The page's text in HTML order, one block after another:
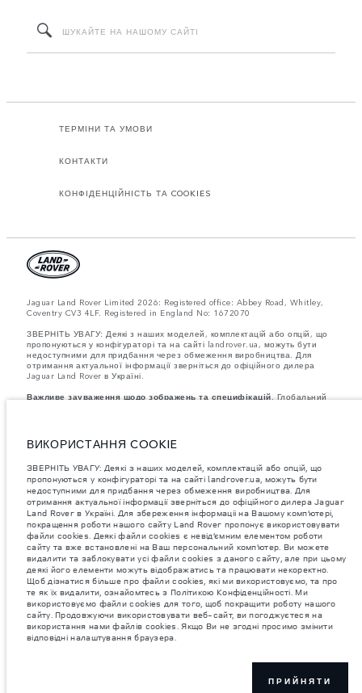
ТЕРМІНИ ТА УМОВИ
КОНТАКТИ
КОНФІДЕНЦІЙНІСТЬ ТА COOKIES
Jaguar Land Rover Limited 2026: Registered office: Abbey Road, Whitley,
Coventry CV3 4LF. Registered in England No: 1672070
ЗВЕРНІТЬ УВАГУ: Деякі з наших моделей, комплектацій або опцій, що
пропонуються у конфігураторі та на сайті landrover.ua, можуть бути
недоступними для придбання через обмеження виробництва. Для
отримання актуальної інформації зверніться до офіційного дилера
Jaguar Land Rover в Україні.
Важливе зауваження щодо зображень та специфікацій.Глобальний
використовуються на вебсайті, можуть не повністю відображати
поточні специфікації, опції, варіанти оздоблення та кольорові рішення.
інформації.
Зазначена вага відповідає стандартній специфікації автомобіля.
Аксесуари та інші елементи, встановлені після виробництва, можуть
впливати на вантажопідйомність. Під час завантаження автомобіля
аксесуарами, пасажирами, рідинами, паливом і корисним
навантаженням слід забезпечити, щоб загальна вага автомобіля та
максимальні навантаження на осі не перевищували допустимі
значення.
Jaguar Land Rover Limited постійно шукає шляхи поліпшити технічні
характеристики, дизайн і виробництво своїх автомобілів, деталей та
аксесуарів, зміни відбуваються постійно, і ми залишаємо за собою
право вносити зміни без попереднього повідомлення. Деякі функції
можуть відрізнятися від додаткових до стандартних для різних років
моделі. Інформація, технічні характеристики, двигуни і кольори на
цьому веб-сайті базуються на європейській специфікації і можуть
відрізнятися від ринку до ринку і можуть бути змінені без попереднього
зв'яжіться з офіційним дилером, щоб дізнатися про наявність і
ВИКОРИСТАННЯ COOKIE
ЗВЕРНІТЬ УВАГУ: Деякі з наших моделей, комплектацій або опцій, що
пропонуються у конфігураторі та на сайті landrover.ua, можуть бути
недоступними для придбання через обмеження виробництва. Для
отримання актуальної інформації зверніться до офіційного дилера Jaguar
Land Rover в Україні. Для збереження інформаціі на Вашому комп’ютері,
покращення роботи нашого сайту Land Rover пропонує використовувати
файли cookies. Деякі файли cookies є невід’ємним елементом роботи
сайту та вже встановлені на Ваш персональний комп’ютер. Ви можете
видалити та заблокувати усі файли cookies з даного сайту, але при цьому
деякі його елементи можуть відображатись та працювати некоректно.
Щоб дізнатися більше про файли cookies, які ми використовуємо, та про
те як їх видалити, ознайомтесь з Політикою Конфіденційності. Ми
використовуємо файли cookies для того, щоб покращити роботу нашого
сайту. Продовжуючи використовувати веб-сайт, ви погоджуєтеся на
використання нами файлів cookies. Якщо Ви не згодні просимо змінити
відповідні налаштування браузера.
ПРИЙНЯТИ